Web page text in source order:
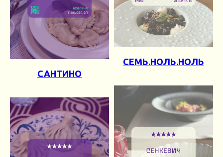
СЕМЬ.НОЛЬ.НОЛЬ
САНТИНО